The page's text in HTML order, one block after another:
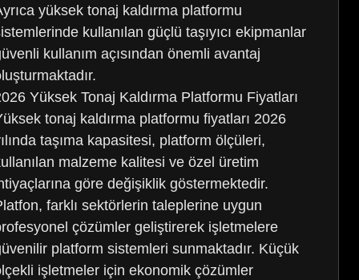
yüksek tonaj kaldırma platformu
kullanılan güçlü taşıyıcı ekipmanlar
kullanım açısından önemli avantaj
Yüksek Tonaj Kaldırma Platformu Fiyatları
tonaj kaldırma platformu fiyatları 2026
taşıma kapasitesi, platform ölçüleri,
malzeme kalitesi ve özel üretim
göre değişiklik göstermektedir.
farklı sektörlerin taleplerine uygun
çözümler geliştirerek işletmelere
platform sistemleri sunmaktadır. Küçük
işletmeler için ekonomik çözümler